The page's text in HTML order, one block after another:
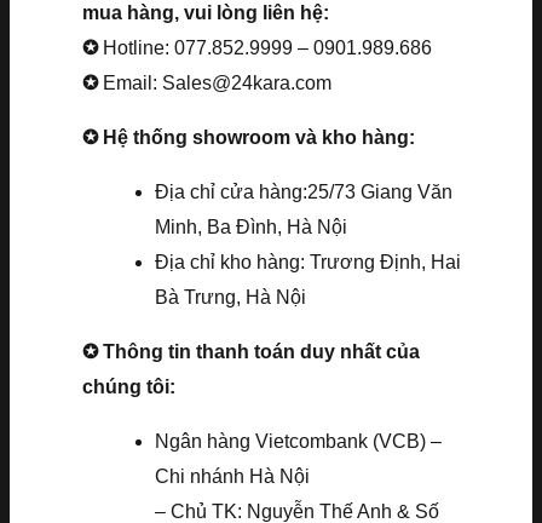
mua hàng, vui lòng liên hệ:
✪ Hotline: 077.852.9999 – 0901.989.686
✪ Email: Sales@24kara.com
✪ Hệ thống showroom và kho hàng:
Địa chỉ cửa hàng:25/73 Giang Văn
Minh, Ba Đình, Hà Nội
Địa chỉ kho hàng: Trương Định, Hai
Bà Trưng, Hà Nội
✪ Thông tin thanh toán duy nhất của
chúng tôi:
Ngân hàng Vietcombank (VCB) –
Chi nhánh Hà Nội
– Chủ TK: Nguyễn Thế Anh & Số